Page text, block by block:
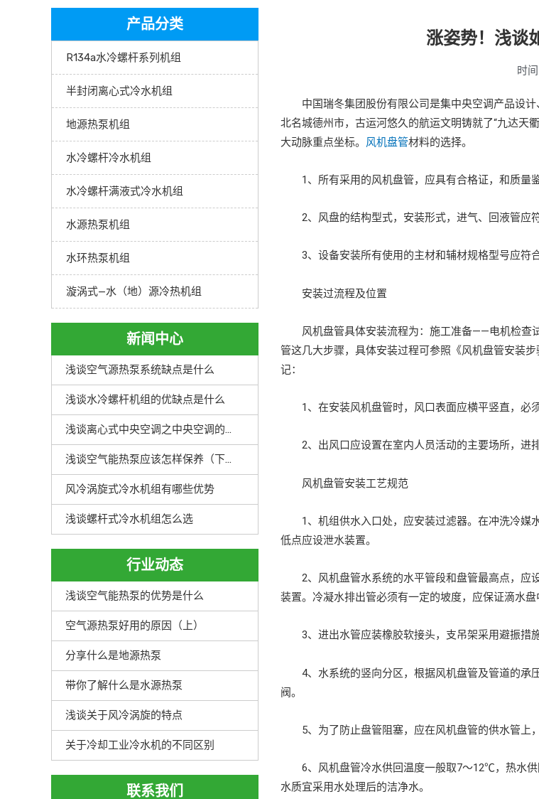
产品分类
R134a水冷螺杆系列机组
半封闭离心式冷水机组
地源热泵机组
水冷螺杆冷水机组
水冷螺杆满液式冷水机组
水源热泵机组
水环热泵机组
漩涡式—水（地）源冷热机组
新闻中心
浅谈空气源热泵系统缺点是什么
浅谈水冷螺杆机组的优缺点是什么
浅谈离心式中央空调之中央空调的优点解析
浅谈空气能热泵应该怎样保养（下）
风冷涡旋式冷水机组有哪些优势
浅谈螺杆式冷水机组怎么选
行业动态
浅谈空气能热泵的优势是什么
空气源热泵好用的原因（上）
分享什么是地源热泵
带你了解什么是水源热泵
浅谈关于风冷涡旋的特点
关于冷却工业冷水机的不同区别
联系我们
涨姿势！浅谈
时间
中国瑞冬集团股份有限公司是集中央空调产品设计
北名城德州市，古运河悠久的航运文明铸就了“九达天
大动脉重点坐标。 风机盘管材料的选择。
1、所有采用的风机盘管，应具有合格证，和质量鉴
2、风盘的结构型式，安装形式，进气、回液管应符
3、设备安装所有使用的主材和辅材规格型号应符合
安装过流程及位置
风机盘管具体安装流程为：施工准备——电机检
管这几大步骤，具体安装过程可参照《风机盘管安装
记：
1、在安装风机盘管时，风口表面应横平竖直，必须
2、出风口应设置在室内人员活动的主要场所，进排
风机盘管安装工艺规范
1、机组供水入口处，应安装过滤器。在冲洗冷媒
低点应设泄水装置。
2、风机盘管水系统的水平管段和盘管最高点，应
装置。冷凝水排出管必须有一定的坡度，应保证滴水盘
3、进出水管应装橡胶软接头，支吊架采用避振措
4、水系统的竖向分区，根据风机盘管及管道的承
阀。
5、为了防止盘管阻塞，应在风机盘管的供水管上，
6、风机盘管冷水供回温度一般取7～12℃，热水供
水质宜采用水处理后的洁净水。